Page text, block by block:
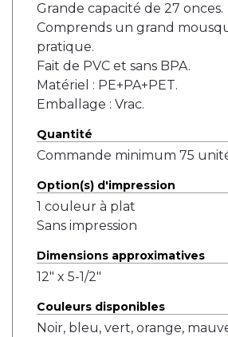
Grande capacité de 27 onces.
Comprends un grand
pratique.
Fait de PVC et sans BPA.
Matériel : PE+PA+PET.
Emballage : Vrac.
Quantité
Commande minimum 75
Option(s) d'impression
1 couleur à plat
Sans impression
Dimensions approximatives
12" x 5-1/2"
Couleurs disponibles
Noir, bleu, vert, orange,